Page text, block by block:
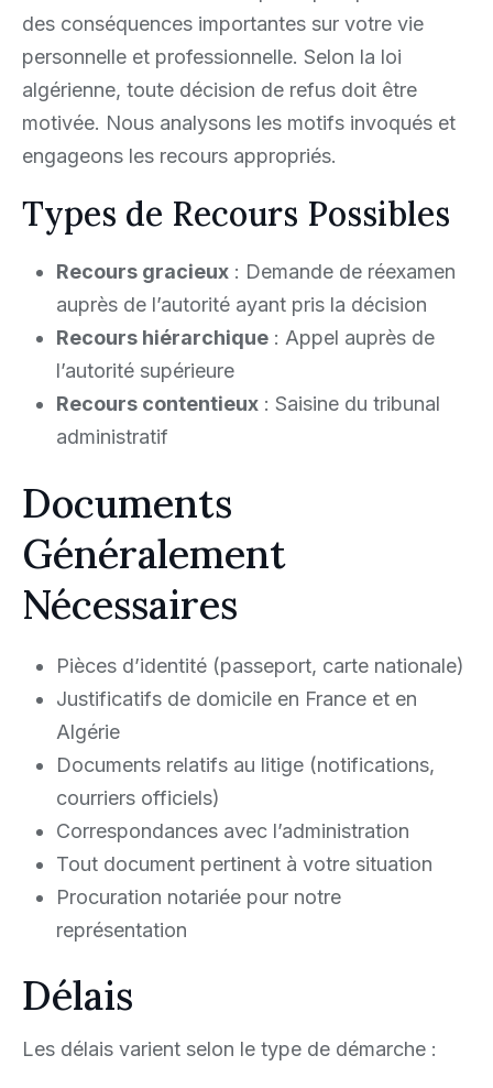
des conséquences importantes sur votre vie
personnelle et professionnelle. Selon la loi
algérienne, toute décision de refus doit être
motivée. Nous analysons les motifs invoqués et
engageons les recours appropriés.
Types de Recours Possibles
Recours gracieux: Demande de réexamen
auprès de l’autorité ayant pris la décision
Recours hiérarchique: Appel auprès de
l’autorité supérieure
Recours contentieux: Saisine du tribunal
administratif
Documents
Généralement
Nécessaires
Pièces d’identité (passeport, carte nationale)
Justificatifs de domicile en France et en
Algérie
Documents relatifs au litige (notifications,
courriers officiels)
Correspondances avec l’administration
Tout document pertinent à votre situation
Procuration notariée pour notre
représentation
Délais
Les délais varient selon le type de démarche :